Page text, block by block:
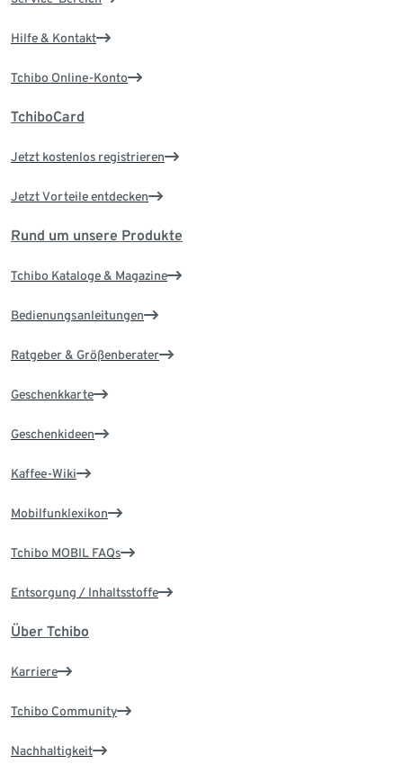
Hilfe & Kontakt
Tchibo Online-Konto
TchiboCard
Jetzt kostenlos registrieren
Jetzt Vorteile entdecken
Rund um unsere Produkte
Tchibo Kataloge & Magazine
Bedienungsanleitungen
Ratgeber & Größenberater
Geschenkkarte
Geschenkideen
Kaffee-Wiki
Mobilfunklexikon
Tchibo MOBIL FAQs
Entsorgung / Inhaltsstoffe
Über Tchibo
Karriere
Tchibo Community
Nachhaltigkeit